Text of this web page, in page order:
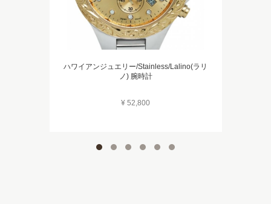
ハワイアンジュエリー/Stainless/Lalino(ラリ
ノ) 腕時計
¥ 52,800